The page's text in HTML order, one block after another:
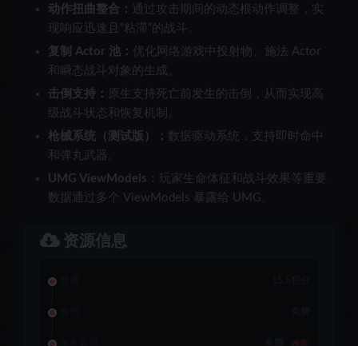
动作扭曲整合： 通过攻击期间的动态根动作调整，实
现响应迅速且“粘滞”的战斗。
复制 Actor 池： 优化网络游戏中投射物、施法 Actor
和瞬态战斗对象的生成。
击倒支持：
原生支持死亡前发生的击倒，从而实现高
级战斗状态和恢复机制。
枪械系统（测试版）： 数据驱动系统，支持即时命中
和弹丸武器。
UMG ViewModels ：玩家生命体征和战斗效果等重要
数据通过多个 ViewModels 暴露给 UMG。
资源信息
推荐